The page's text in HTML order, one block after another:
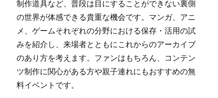
制作道具など、普段は目にすることができない裏側
の世界が体感できる貴重な機会です。マンガ、アニ
メ、ゲームそれぞれの分野における保存・活用の試
みを紹介し、来場者とともにこれからのアーカイブ
のあり方を考えます。ファンはもちろん、コンテン
ツ制作に関心がある方や親子連れにもおすすめの無
料イベントです。